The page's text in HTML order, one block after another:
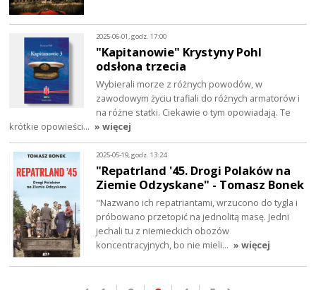
2025-06-01, godz. 17:00
"Kapitanowie" Krystyny Pohl
odsłona trzecia
Wybierali morze z różnych powodów, w
zawodowym życiu trafiali do różnych armatorów i
na różne statki. Ciekawie o tym opowiadają. Te
krótkie opowieści… » więcej
2025-05-19, godz. 13:24
"Repatrland '45. Drogi Polaków na
Ziemie Odzyskane" - Tomasz Bonek
"Nazwano ich repatriantami, wrzucono do tygla i
próbowano przetopić na jednolitą masę. Jedni
jechali tu z niemieckich obozów
koncentracyjnych, bo nie mieli… » więcej